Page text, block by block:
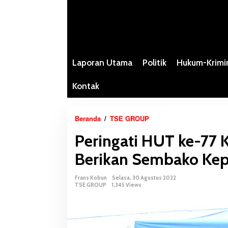
Laporan Utama Politik Hukum-
Kontak
Beranda / TSE GROUP
r
n
g
H
Peringati HUT ke-77
Berikan Sembako
Frans Kobun
Selasa, 30 Agustus 2022
TSE GROUP
1,345 Views